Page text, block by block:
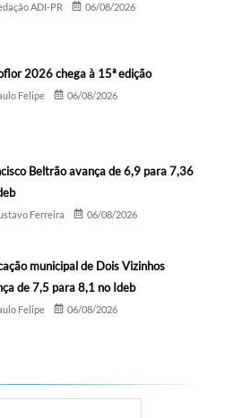
ADI-PR 06/08/2026
2026 chega à 15ª edição
Felipe 06/08/2026
Beltrão avança de 6,9 para 7,36
Ferreira 06/08/2026
municipal de Dois Vizinhos
de 7,5 para 8,1 no Ideb
Felipe 06/08/2026